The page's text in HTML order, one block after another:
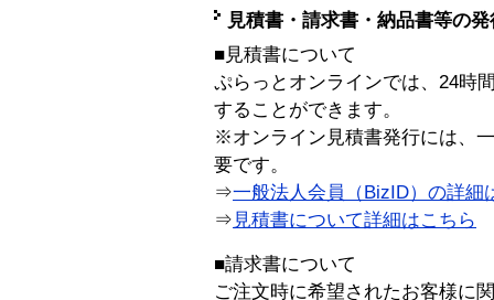
見積書・請求書・納品書等の
■見積書について
ぷらっとオンラインでは、24時
することができます。
※オンライン見積書発行には、
要です。
⇒一般法人会員（BizID）の詳細
⇒ 見積書について詳細はこちら
■請求書について
ご注文時に希望されたお客様に